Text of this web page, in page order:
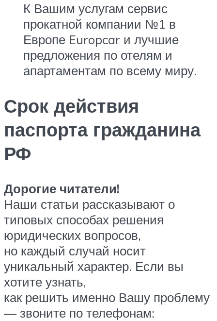
К Вашим услугам сервис
прокатной компании №1 в
Европе Europcar и лучшие
предложения по отелям и
апартаментам по всему миру.
Срок действия
паспорта гражданина
РФ
Дорогие читатели!
Наши статьи рассказывают о
типовых способах решения
юридических вопросов,
но каждый случай носит
уникальный характер. Если вы
хотите узнать,
как решить именно Вашу проблему
— звоните по телефонам: